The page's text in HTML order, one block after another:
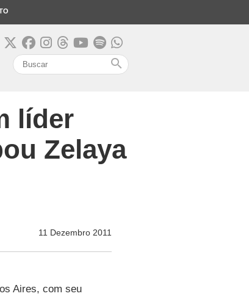
search
líder
Zelaya
11 Dezembro 2011
Aires, com seu